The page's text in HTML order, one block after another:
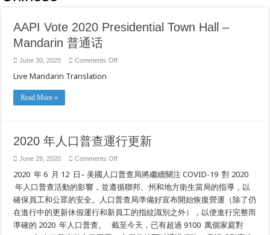
AAPI Vote 2020 Presidential Town Hall –
Mandarin 普通话
June 30, 2020 Comments Offon
通
话
Live Mandarin Translation
Read More »
2020 年人口普查運行更新
June 29, 2020 Comments Offon
年
人
口
普
查
運
行
2020 年 6 月 12 日– 美國人口普查局將繼續關注 COVID-19 對 2020
年人口普查活動的影響，並遵循聯邦、州和地方衛生當局的指導，以
確保員工和公眾的安全。人口普查局準備好宣布開始恢復營運（除了仍
在進行中的更新休假運行和新員工的指紋識別之外），以便進行完整而
準確的 2020 年人口普查。 截至今天，已有超過 9100 萬個家庭對